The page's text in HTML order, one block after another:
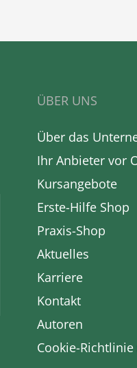
ÜBER UNS
Über das
Ihr Anbieter vor
Kursangebote
Erste-Hilfe Shop
Praxis-Shop
Aktuelles
Karriere
Kontakt
Autoren
Cookie-Richtlinie